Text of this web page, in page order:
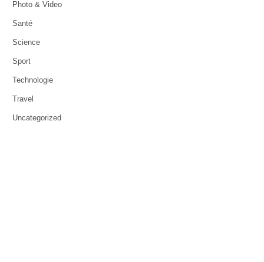
Photo & Video
Santé
Science
Sport
Technologie
Travel
Uncategorized